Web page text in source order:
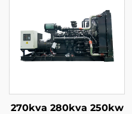
270kva 280kva 250kw